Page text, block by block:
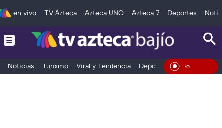
en vivo TV Azteca Azteca UNO Azteca 7 Deportes
Noticias Turismo Viral y Tendencia Deportes Espectáculos
En